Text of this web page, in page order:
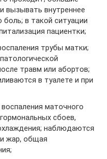
вызывать внутреннее
в такой ситуации
пациентки;
трубы матки;
травм или абортов;
в туалете и при
маточного
сбоев,
наблюдаются
жар, общая